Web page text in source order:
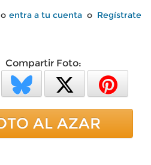
entra a tu cuenta o Regístrate
Compartir Foto:
AL AZAR